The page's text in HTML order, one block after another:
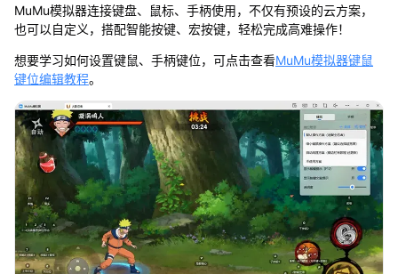
MuMu模拟器连接键盘、鼠标、手柄使用，不仅有预设的云方案，
也可以自定义，搭配智能按键、宏按键，轻松完成高难操作！
想要学习如何设置键鼠、手柄键位，可点击查看MuMu模拟器键鼠
键位编辑教程。